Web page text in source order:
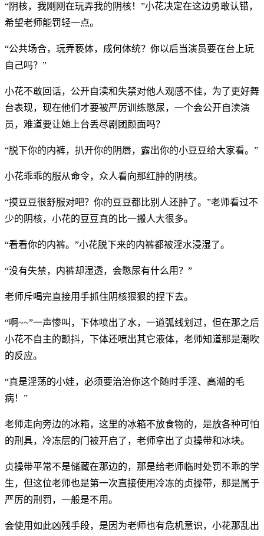
“阴核，我刚刚在玩弄我的阴核！”小花决定在这边勇敢认错，
希望老师能罚轻一点。
“公共场合，玩弄亵体，成何体统？你以后当演员要在台上玩
自己吗？”
小花不敢回话，公开自渎和失禁对他人观感不佳，为了更好舞
台表现，现在他们才要被严厉训练憋尿，一个会公开自渎演
员，难道要让她上台丢尽剧团颜面吗？
“脱下你的内裤，扒开你的阴唇，露出你的小豆豆给大家看。”
小花乖乖的服从命令，众人看向那红肿的阴核。
“摸豆豆很舒服对吧？你的豆豆都比别人还肿了。”老师看过不
少的阴核，小花的豆豆真的比一搬人大很多。
“看看你的内裤。”小花脱下来的内裤都被淫水浸湿了。
“没有失禁，内裤却湿透，会憋尿有什么用？”
老师斥喝完直接用手抓住阴核狠狠的捏下去。
“啊~~”一声惨叫，下体喷出了水，一道弧线划过，但在那之后
小花不自主的颤抖，下体还喷出其它液体，老师知道那是潮吹
的反应。
“真是淫荡的小娃，必须要治治你这个随时手淫、高潮的毛
病！”
老师走向旁边的冰箱，这里的冰箱不放食物的，是放各种可怕
的刑具，冷冻层的门被开启了，老师拿出了贞操带和冰块。
贞操带平常不是储藏在那边的，那是给老师临时处罚不乖的学
生，但这位老师也是第一次直接使用冷冻的贞操带，那是属于
严厉的刑罚，一般是不用。
会使用如此凶残手段，是因为老师也有危机意识，小花那乱出